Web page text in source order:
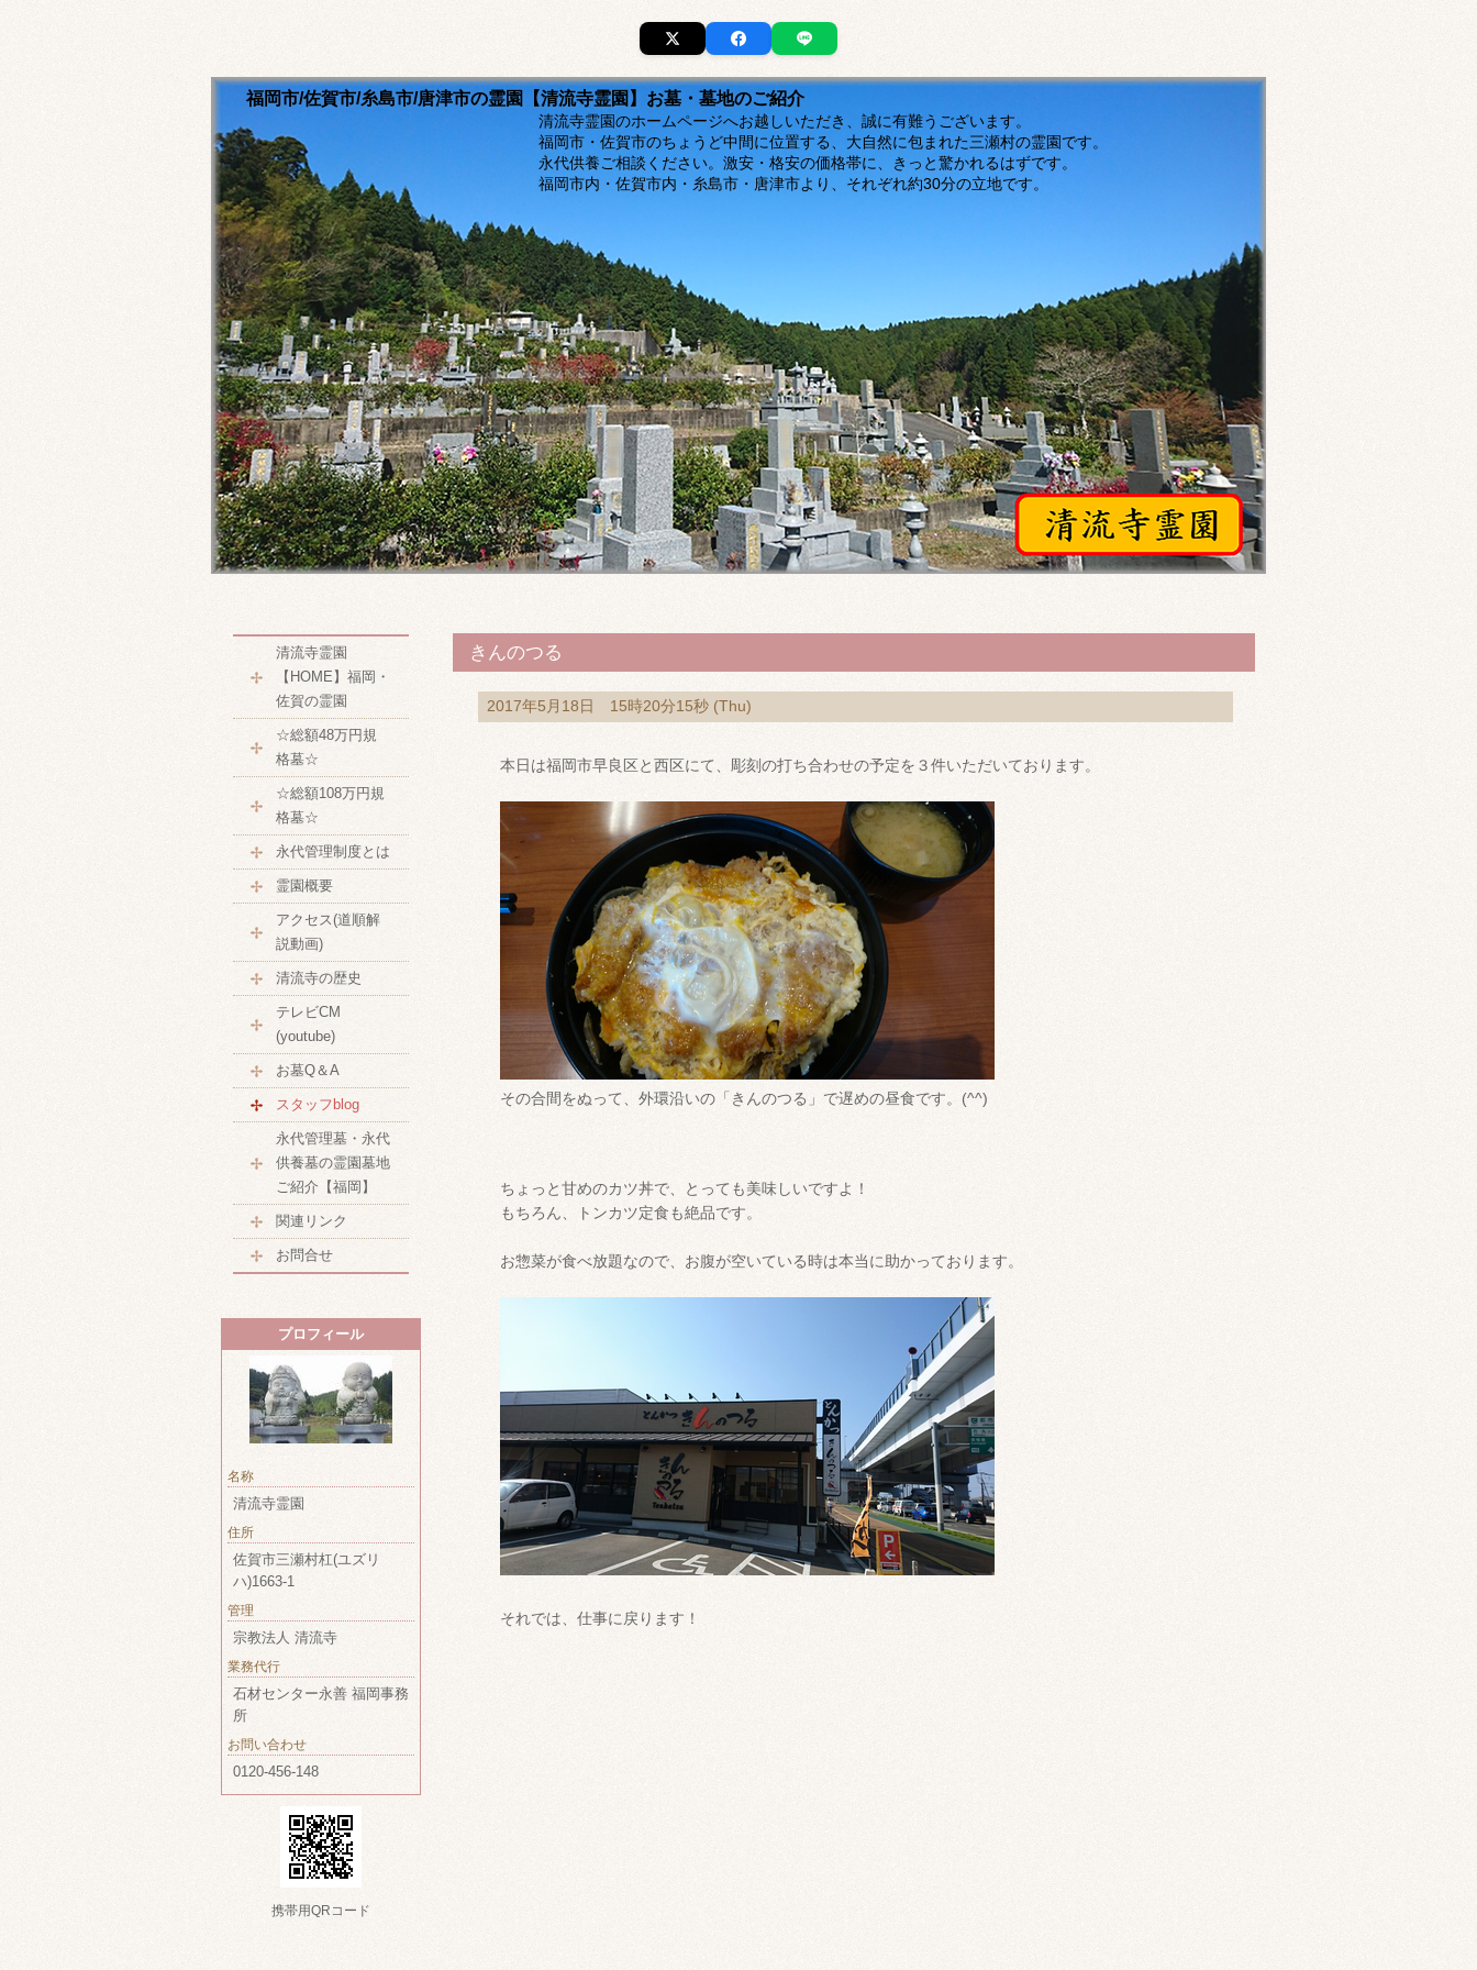
福岡市/佐賀市/糸島市/唐津市の霊園【清流寺霊園】お墓・墓地のご紹介
清流寺霊園のホームページへお越しいただき、誠に有難うございます。
福岡市・佐賀市のちょうど中間に位置する、大自然に包まれた三瀬村の霊園です。
永代供養ご相談ください。激安・格安の価格帯に、きっと驚かれるはずです。
福岡市内・佐賀市内・糸島市・唐津市より、それぞれ約30分の立地です。
きんのつる
2017年5月18日 15時20分15秒 (Thu)
本日は福岡市早良区と西区にて、彫刻の打ち合わせの予定を３件いただいております。
その合間をぬって、外環沿いの「きんのつる」で遅めの昼食です。(^^)
ちょっと甘めのカツ丼で、とっても美味しいですよ！
もちろん、トンカツ定食も絶品です。
お惣菜が食べ放題なので、お腹が空いている時は本当に助かっております。
それでは、仕事に戻ります！
清流寺霊園
【HOME】福岡・
佐賀の霊園
☆総額48万円規
格墓☆
☆総額108万円規
格墓☆
永代管理制度とは
霊園概要
アクセス(道順解
説動画)
清流寺の歴史
テレビCM
(youtube)
お墓Q＆A
スタッフblog
永代管理墓・永代
供養墓の霊園墓地
ご紹介【福岡】
関連リンク
お問合せ
プロフィール
名称
清流寺霊園
住所
佐賀市三瀬村杠(ユズリ
ハ)1663-1
管理
宗教法人 清流寺
業務代行
石材センター永善 福岡事務
所
お問い合わせ
0120-456-148
携帯用QRコード